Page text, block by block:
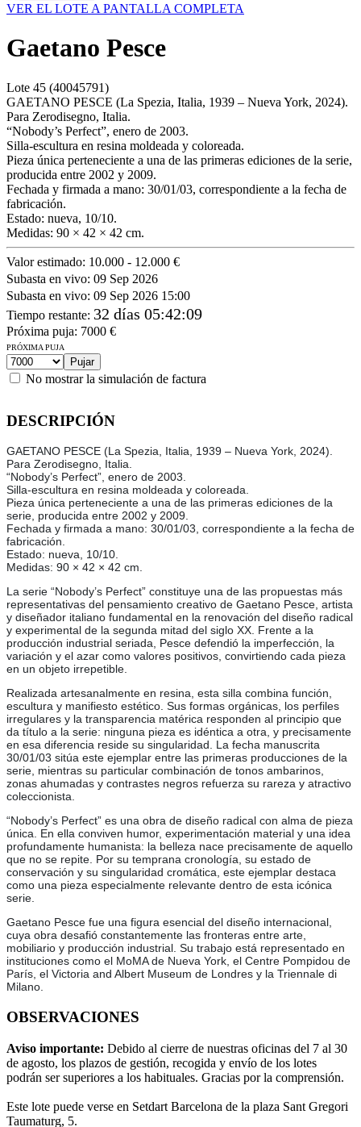
VER EL LOTE A PANTALLA COMPLETA
Gaetano Pesce
Lote 45 (40045791)
GAETANO PESCE (La Spezia, Italia, 1939 – Nueva York, 2024).
Para Zerodisegno, Italia.
“Nobody’s Perfect”, enero de 2003.
Silla-escultura en resina moldeada y coloreada.
Pieza única perteneciente a una de las primeras ediciones de la serie,
producida entre 2002 y 2009.
Fechada y firmada a mano: 30/01/03, correspondiente a la fecha de
fabricación.
Estado: nueva, 10/10.
Medidas: 90 × 42 × 42 cm.
Valor estimado: 10.000 - 12.000 €
Subasta en vivo: 09 Sep 2026
Subasta en vivo: 09 Sep 2026 15:00
Tiempo restante: 32 días 05:42:09
Próxima puja: 7000 €
PRÓXIMA PUJA
No mostrar la simulación de factura
DESCRIPCIÓN
GAETANO PESCE (La Spezia, Italia, 1939 – Nueva York, 2024).
Para Zerodisegno, Italia.
“Nobody’s Perfect”, enero de 2003.
Silla-escultura en resina moldeada y coloreada.
Pieza única perteneciente a una de las primeras ediciones de la
serie, producida entre 2002 y 2009.
Fechada y firmada a mano: 30/01/03, correspondiente a la fecha de
fabricación.
Estado: nueva, 10/10.
Medidas: 90 × 42 × 42 cm.
La serie “Nobody’s Perfect” constituye una de las propuestas más
representativas del pensamiento creativo de Gaetano Pesce, artista
y diseñador italiano fundamental en la renovación del diseño radical
y experimental de la segunda mitad del siglo XX. Frente a la
producción industrial seriada, Pesce defendió la imperfección, la
variación y el azar como valores positivos, convirtiendo cada pieza
en un objeto irrepetible.
Realizada artesanalmente en resina, esta silla combina función,
escultura y manifiesto estético. Sus formas orgánicas, los perfiles
irregulares y la transparencia matérica responden al principio que
da título a la serie: ninguna pieza es idéntica a otra, y precisamente
en esa diferencia reside su singularidad. La fecha manuscrita
30/01/03 sitúa este ejemplar entre las primeras producciones de la
serie, mientras su particular combinación de tonos ambarinos,
zonas ahumadas y contrastes negros refuerza su rareza y atractivo
coleccionista.
“Nobody’s Perfect” es una obra de diseño radical con alma de pieza
única. En ella conviven humor, experimentación material y una idea
profundamente humanista: la belleza nace precisamente de aquello
que no se repite. Por su temprana cronología, su estado de
conservación y su singularidad cromática, este ejemplar destaca
como una pieza especialmente relevante dentro de esta icónica
serie.
Gaetano Pesce fue una figura esencial del diseño internacional,
cuya obra desafió constantemente las fronteras entre arte,
mobiliario y producción industrial. Su trabajo está representado en
instituciones como el MoMA de Nueva York, el Centre Pompidou de
París, el Victoria and Albert Museum de Londres y la Triennale di
Milano.
OBSERVACIONES
Aviso importante: Debido al cierre de nuestras oficinas del 7 al 30
de agosto, los plazos de gestión, recogida y envío de los lotes
podrán ser superiores a los habituales. Gracias por la comprensión.
Este lote puede verse en Setdart Barcelona de la plaza Sant Gregori
Taumaturg, 5.